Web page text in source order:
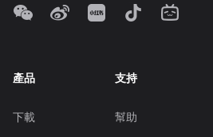
產品
下載
支持
幫助